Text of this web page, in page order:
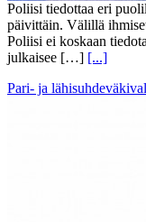
Poliisi tiedottaa eri
päivittäin. Välillä
Poliisi ei koskaan
julkaisee […] [...]
Pari- ja